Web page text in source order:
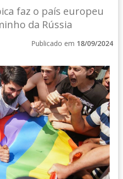
faz o país europeu
da Rússia
Publicado em 18/09/2024